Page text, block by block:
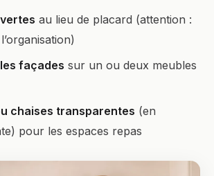
au lieu de placard (attention :
façades sur un ou deux meubles
chaises transparentes (en
pour les espaces repas